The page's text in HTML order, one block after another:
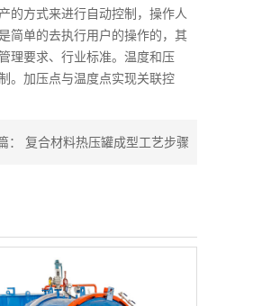
方式来进行自动控制，操作人
简单的去执行用户的操作的，其
理要求、行业标准。温度和压
。加压点与温度点实现关联控
： 复合材料热压罐成型工艺步骤